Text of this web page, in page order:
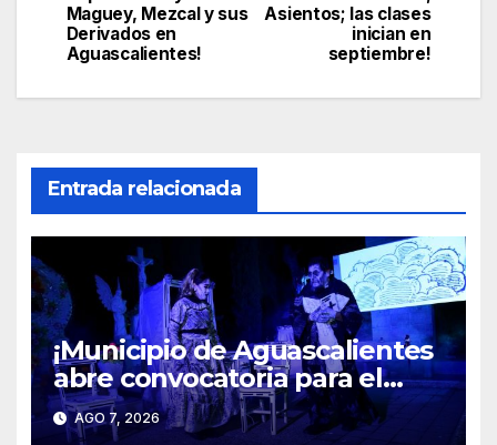
entradas
Asientos; las clases
inician en
septiembre!
Maguey, Mezcal y sus
Derivados en
Aguascalientes!
Entrada relacionada
¡Municipio de Aguascalientes
abre convocatoria para el
espectáculo “Mitos y
Leyendas 2026”!
AGO 7, 2026